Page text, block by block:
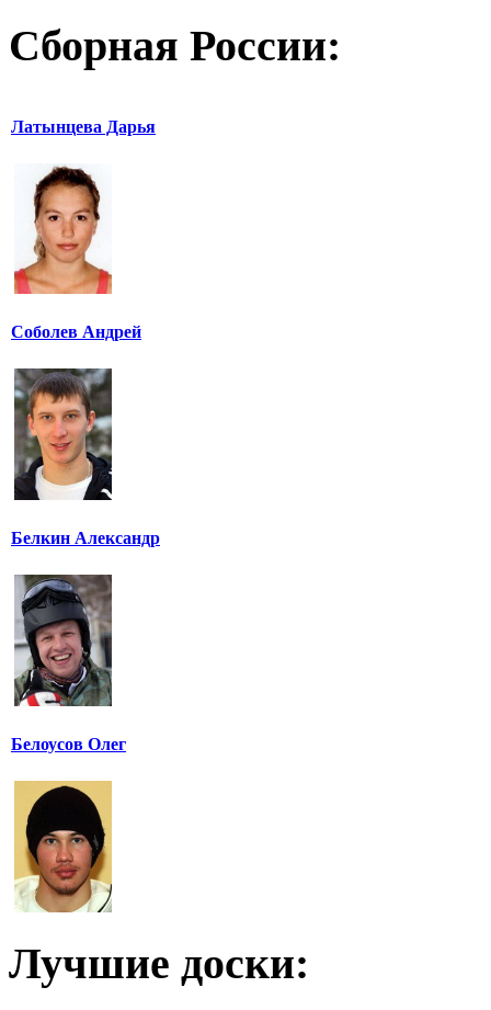
Сборная России:
Латынцева Дарья
Соболев Андрей
Белкин Александр
Белоусов Олег
Лучшие доски: